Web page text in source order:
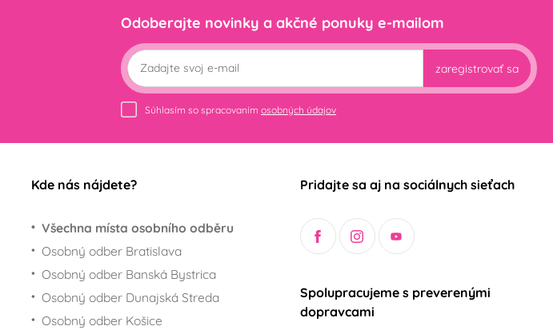
Odoberajte novinky a akčné ponuky e-mailom
zaregistrovať sa
Súhlasím so spracovaním osobných údajov
Kde nás nájdete?
Všechna místa osobního odběru
Osobný odber Bratislava
Osobný odber Banská Bystrica
Osobný odber Dunajská Streda
Osobný odber Košice
Pridajte sa aj na sociálnych sieťach
Spolupracujeme s preverenými
dopravcami